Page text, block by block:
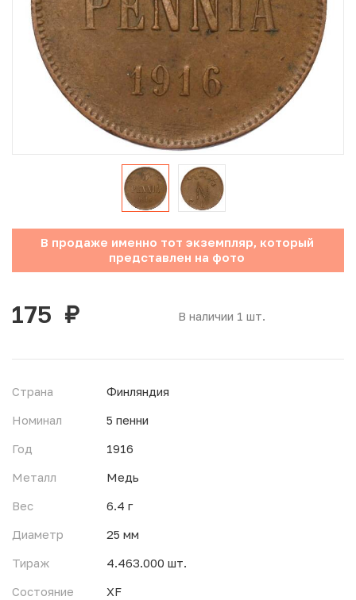
Юбилейные монеты Банка России (с 1999 года)
Памятные и инвестиционные монеты СССР и России
Иностранные монеты
Неофициальные выпуски монет (Unusual)
Античные и средневековые монеты
Инвестиционные монеты
В продаже именно тот экземпляр, который
представлен на фото
В наличии 1 шт.
175 руб.
Страна
Финляндия
Номинал
5 пенни
Год
1916
Металл
Медь
Вес
6.4 г
Диаметр
25 мм
Тираж
4.463.000 шт.
Состояние
XF